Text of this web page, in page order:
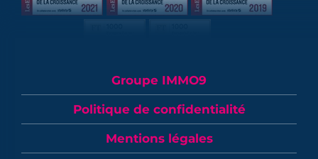
Groupe IMMO9
Politique de confidentialité
Mentions légales